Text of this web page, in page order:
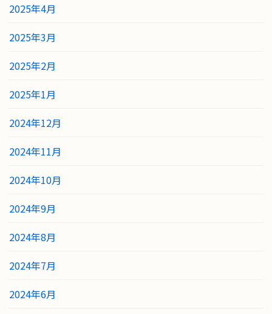
2025年4月
2025年3月
2025年2月
2025年1月
2024年12月
2024年11月
2024年10月
2024年9月
2024年8月
2024年7月
2024年6月